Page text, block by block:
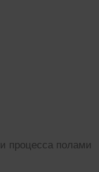
процесса полами